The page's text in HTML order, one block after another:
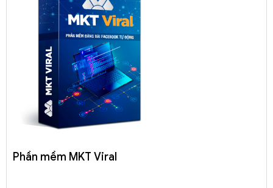
Phần mềm MKT Viral